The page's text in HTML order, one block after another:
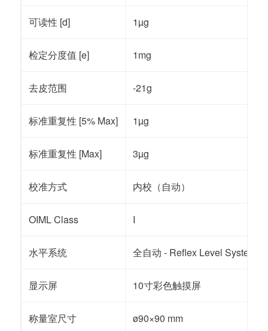
可读性 [d] 1µg
检定分度值 [e] 1mg
去皮范围 -21g
标准重复性 [5% Max] 1µg
标准重复性 [Max] 3µg
校准方式 内校（自动）
OIML Class I
水平系统 全自动 - Reflex Level System
显示屏 10寸彩色触摸屏
称量室尺寸 ø90×90 mm